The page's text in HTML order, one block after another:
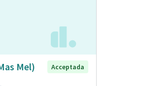
Mel) Acceptada